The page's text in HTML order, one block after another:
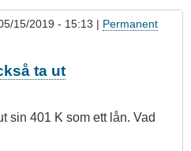
15/2019 - 15:13 | Permanent
ta ut
sin 401 K som ett lån. Vad